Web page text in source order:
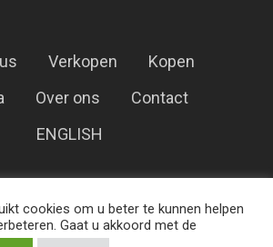
Verkopen
Kopen
Over ons
Contact
ENGLISH
voorbehouden.
cookies om u beter te kunnen helpen
Gaat u akkoord met de